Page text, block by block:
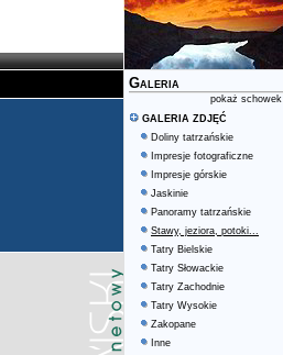
Galeria
pokaż schowek
GALERIA ZDJĘĆ
Doliny tatrzańskie
Impresje fotograficzne
Impresje górskie
Jaskinie
Panoramy tatrzańskie
Stawy, jeziora, potoki...
Tatry Bielskie
Tatry Słowackie
Tatry Zachodnie
Tatry Wysokie
Zakopane
Inne